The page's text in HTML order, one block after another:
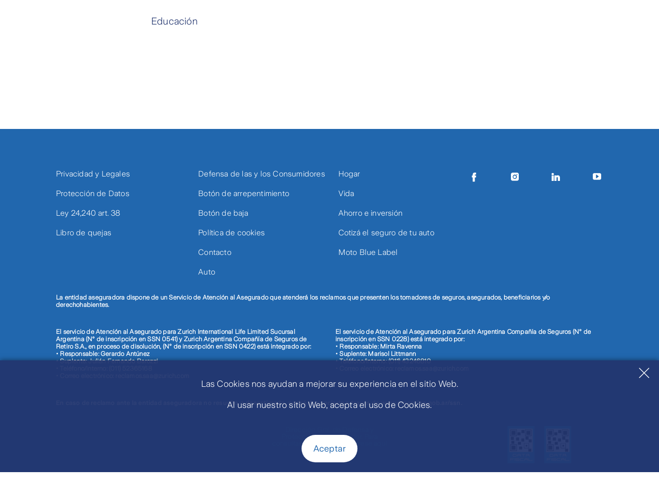
Las Cookies nos ayudan a mejorar su experiencia en el sitio Web.
Al usar nuestro sitio Web, acepta el uso de Cookies.
Aceptar
Educación
Privacidad y Legales
Protección de Datos
Ley 24,240 art. 38
Libro de quejas
Defensa de las y los Consumidores
Botón de arrepentimiento
Botón de baja
Política de cookies
Contacto
Auto
Hogar
Vida
Ahorro e inversión
Cotizá el seguro de tu auto
Moto Blue Label
La entidad aseguradora dispone de un Servicio de Atención al Asegurado que atenderá los reclamos que presenten los tomadores de seguros, asegurados, beneficiarios y/o
derechohabientes.
El servicio de Atención al Asegurado para Zurich International Life Limited Sucursal
Argentina (N° de inscripción en SSN 0541) y Zurich Argentina Compañía de Seguros de
Retiro S.A., en proceso de disolución, (N° de inscripción en SSN 0422) está integrado por:
• Responsable: Gerardo Antúnez
• Suplente: Julián Fernando Barozzi
El servicio de Atención al Asegurado para Zurich Argentina Compañía de Seguros (N° de
inscripción en SSN 0228) está integrado por:
• Responsable: Mirta Ravenna
• Suplente: Marisol Littmann
• Teléfono/interno: (011) 43246810
En caso de reclamo ante la entidad aseguradora no resuelto o desestimado, podrá denunciarlo a través dewww.argentina.gob.ar/ssn.
Protección al Consumidor. Para
consultas y/o denuncias ingrese aquí